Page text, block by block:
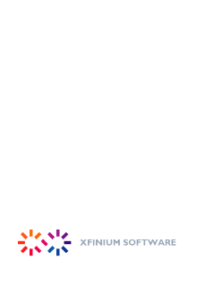
PowerPoint から HTML5 形
ーニング コンテンツ